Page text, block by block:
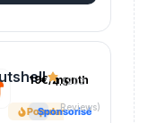
Popular
Sponsorisé
19€/month
4.5(202
Reviews)